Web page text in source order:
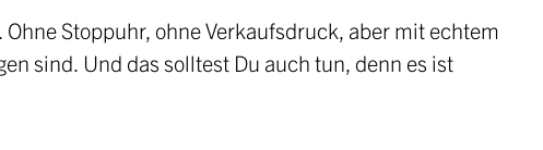
Initiative Österreich 2040
Partner
Stoppuhr, ohne Verkaufsdruck, aber mit echtem
sind. Und das solltest Du auch tun, denn es ist